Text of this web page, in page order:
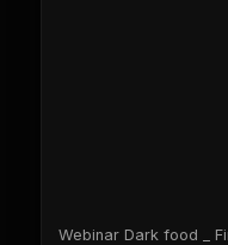
Webinar Dark food _